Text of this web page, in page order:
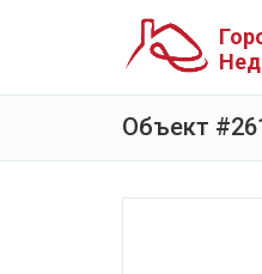
Объект